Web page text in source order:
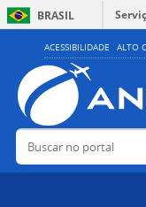
ACESSIBILIDADE ALTO
BRASIL
Buscar no portal